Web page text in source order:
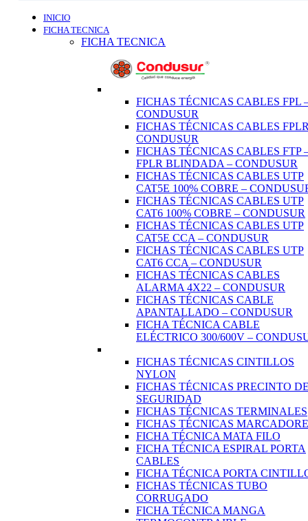
INICIO
FICHA TECNICA
FICHA TECNICA
FICHAS TÉCNICAS CABLES FPL
CONDUSUR
FICHAS TÉCNICAS CABLES
CONDUSUR
FICHAS TÉCNICAS CABLES FTP
FPLR BLINDADA – CONDUSUR
FICHAS TÉCNICAS CABLES UTP
CAT5E 100% COBRE –
FICHAS TÉCNICAS CABLES UTP
CAT6 100% COBRE – CONDUSUR
FICHAS TÉCNICAS CABLES UTP
CAT5E CCA – CONDUSUR
FICHAS TÉCNICAS CABLES UTP
CAT6 CCA – CONDUSUR
FICHAS TÉCNICAS CABLES
ALARMA 4X22 – CONDUSUR
FICHAS TÉCNICAS CABLE
APANTALLADO – CONDUSUR
FICHA TÉCNICA CABLE
ELÉCTRICO 300/600V –
FICHAS TÉCNICAS CINTILLOS
NYLON
FICHAS TÉCNICAS PRECINTO
SEGURIDAD
FICHAS TÉCNICAS TERMINALES
FICHAS TÉCNICAS
FICHA TÉCNICA MATA FILO
FICHA TÉCNICA ESPIRAL PORTA
CABLES
FICHA TÉCNICA PORTA
FICHAS TÉCNICAS TUBO
CORRUGADO
FICHA TÉCNICA MANGA